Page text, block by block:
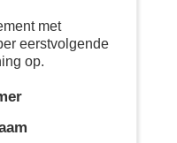
met
eerstvolgende
op.